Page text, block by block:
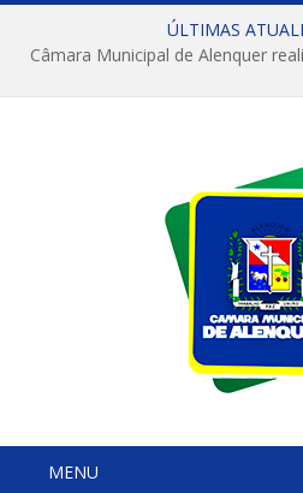
ÚLTIMAS
MENU